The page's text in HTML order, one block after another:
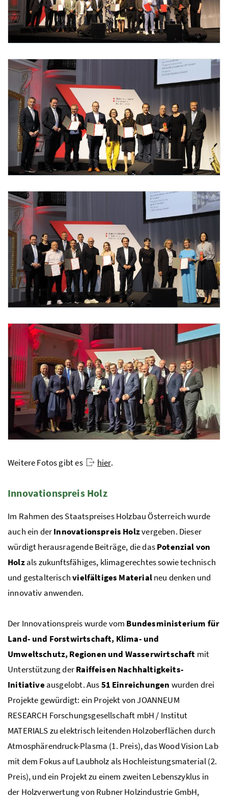
Foto 3: Christian Redtenbacher / www.redtenbacher.net
Foto 4: Christian Redtenbacher / www.redtenbacher.net
Foto 5: Christian Redtenbacher / www.redtenbacher.net
Weitere Fotos gibt es hier.
Innovationspreis Holz
Im Rahmen des Staatspreises Holzbau Österreich wurde
auch ein derInnovationspreis Holzvergeben. Dieser
würdigt herausragende Beiträge, die dasPotenzial von
Holzals zukunftsfähiges, klimagerechtes sowie technisch
und gestalterischvielfältiges Materialneu denken und
innovativ anwenden.
Der Innovationspreis wurde vom Bundesministerium für
Land- und Forstwirtschaft, Klima- und
Umweltschutz, Regionen und Wasserwirtschaft mit
Unterstützung derRaiffeisen Nachhaltigkeits-
Initiativeausgelobt. Aus51 Einreichungen wurden drei
Projekte gewürdigt: ein Projekt von JOANNEUM
RESEARCH Forschungsgesellschaft mbH / Institut
MATERIALS zu elektrisch leitenden Holzoberflächen durch
Atmosphärendruck-Plasma (1. Preis), das Wood Vision Lab
mit dem Fokus auf Laubholz als Hochleistungsmaterial (2.
Preis), und ein Projekt zu einem zweiten Lebenszyklus in
der Holzverwertung von Rubner Holzindustrie GmbH,